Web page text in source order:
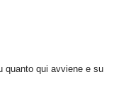
quanto qui avviene e su